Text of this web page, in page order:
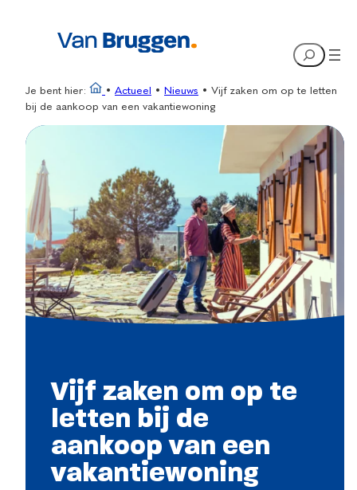
Search
Je bent hier: • Actueel • Nieuws • Vijf zaken om op te letten
bij de aankoop van een vakantiewoning
Vijf zaken om op te
letten bij de
aankoop van een
vakantiewoning